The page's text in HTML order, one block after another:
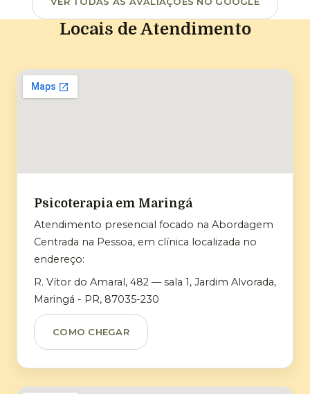
Locais de Atendimento
Psicoterapia em Maringá
Atendimento presencial focado na Abordagem
Centrada na Pessoa, em clínica localizada no
endereço:
R. Vítor do Amaral, 482 — sala 1, Jardim Alvorada,
Maringá - PR, 87035-230
COMO CHEGAR